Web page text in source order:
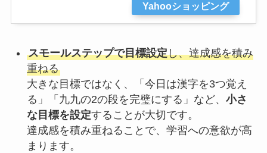
Yahooショッピング
スモールステップで目標設定し、達成感を積み
重ねる
大きな目標ではなく、「今日は漢字を3つ覚え
る」「九九の2の段を完璧にする」など、 小さ
な目標を設定することが大切です。
達成感を積み重ねることで、学習への意欲が高
まります。